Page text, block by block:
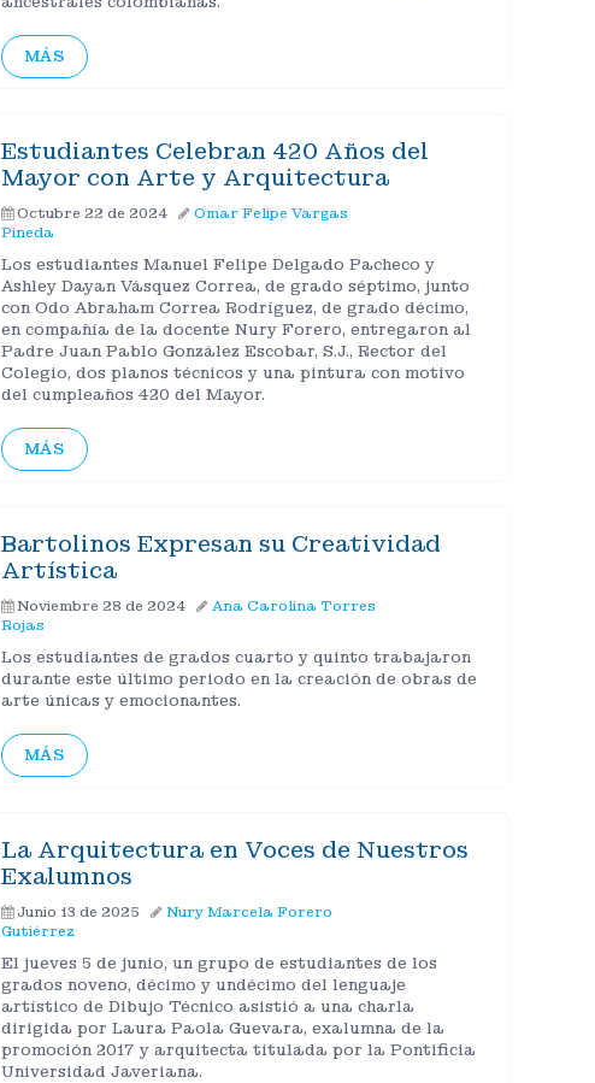
MÁS
Estudiantes Celebran 420 Años del
Mayor con Arte y Arquitectura
Octubre 22 de 2024
Omar Felipe Vargas
Pineda
Los estudiantes Manuel Felipe Delgado Pacheco y
Ashley Dayan Vásquez Correa, de grado séptimo, junto
con Odo Abraham Correa Rodríguez, de grado décimo,
en compañía de la docente Nury Forero, entregaron al
Padre Juan Pablo González Escobar, S.J., Rector del
Colegio, dos planos técnicos y una pintura con motivo
del cumpleaños 420 del Mayor.
MÁS
Bartolinos Expresan su Creatividad
Artística
Noviembre 28 de 2024
Ana Carolina Torres
Rojas
Los estudiantes de grados cuarto y quinto trabajaron
durante este último periodo en la creación de obras de
arte únicas y emocionantes.
MÁS
La Arquitectura en Voces de Nuestros
Exalumnos
Junio 13 de 2025
Nury Marcela Forero
Gutiérrez
El jueves 5 de junio, un grupo de estudiantes de los
grados noveno, décimo y undécimo del lenguaje
artístico de Dibujo Técnico asistió a una charla
dirigida por Laura Paola Guevara, exalumna de la
promoción 2017 y arquitecta titulada por la Pontificia
Universidad Javeriana.